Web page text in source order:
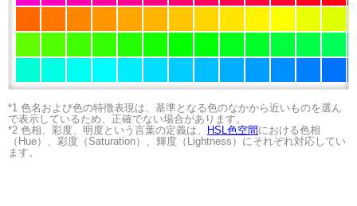
*1 色名および色の特徴表現は、基準となる色のなかから近いものを選ん
で表示しているため、正確でない場合があります。
*2 色相、彩度、明度という言葉の定義は、
HSL色空間 における色相
（Hue）、彩度（Saturation）、輝度（Lightness）にそれぞれ対応してい
ます。